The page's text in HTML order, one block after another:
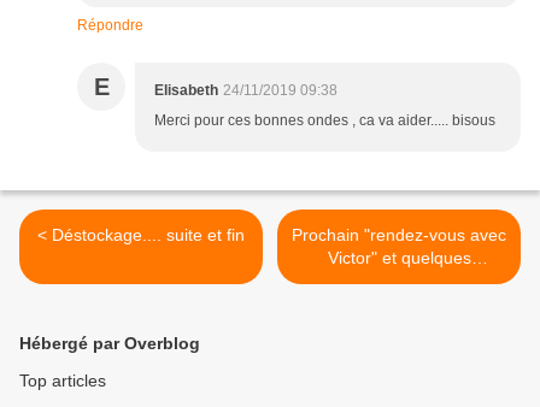
Répondre
E Elisabeth 24/11/2019 09:38
Merci pour ces bonnes ondes , ca va aider..... bisous
< Déstockage.... suite et fin
Prochain "rendez-vous avec
Victor" et quelques
nouvelles ......... >
Hébergé par Overblog
Top articles